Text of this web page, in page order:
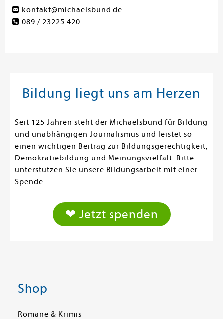
kontakt@michaelsbund.de
089 / 23225 420
Bildung liegt uns am Herzen
Seit 125 Jahren steht der Michaelsbund für Bildung
und unabhängigen Journalismus und leistet so
einen wichtigen Beitrag zur Bildungsgerechtigkeit,
Demokratiebildung und Meinungsvielfalt. Bitte
unterstützen Sie unsere Bildungsarbeit mit einer
Spende.
❤ Jetzt spenden
Shop
Romane & Krimis